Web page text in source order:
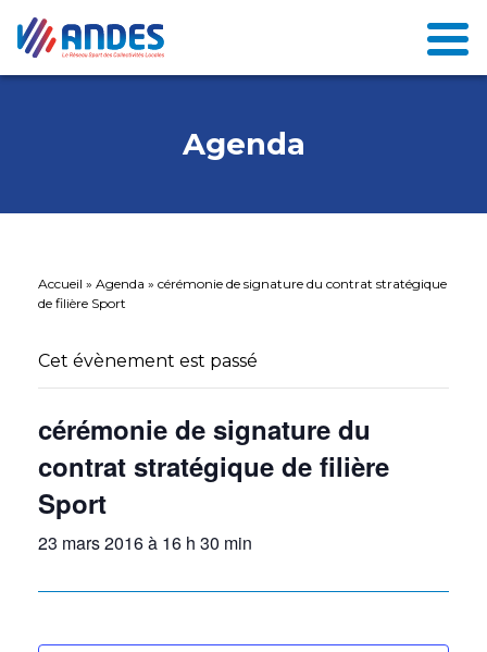
Agenda
Accueil » Agenda » cérémonie de signature du contrat stratégique
de filière Sport
Cet évènement est passé
cérémonie de signature du
contrat stratégique de filière
Sport
23 mars 2016 à 16 h 30 min